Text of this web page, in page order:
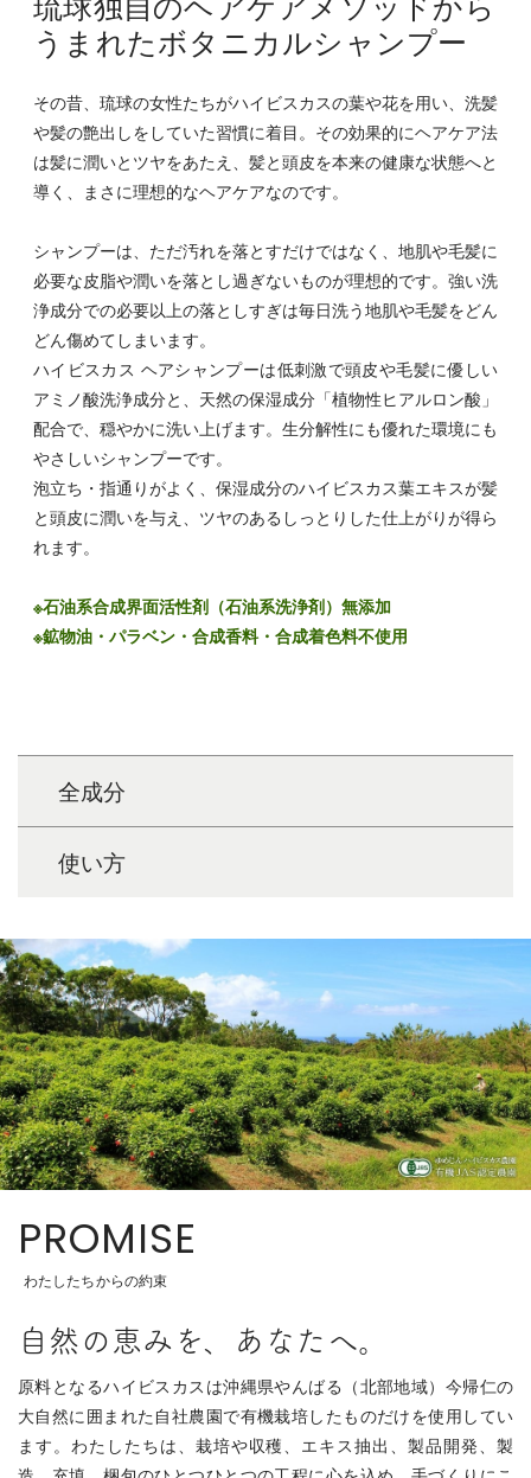
うまれたボタニカルシャンプー
その昔、琉球の女性たちがハイビスカスの葉や花を用い、洗髪
や髪の艶出しをしていた習慣に着目。その効果的にヘアケア法
は髪に潤いとツヤをあたえ、髪と頭皮を本来の健康な状態へと
導く、まさに理想的なヘアケアなのです。
シャンプーは、ただ汚れを落とすだけではなく、地肌や毛髪に
必要な皮脂や潤いを落とし過ぎないものが理想的です。強い洗
浄成分での必要以上の落としすぎは毎日洗う地肌や毛髪をどん
どん傷めてしまいます。
ハイビスカス ヘアシャンプーは低刺激で頭皮や毛髪に優しい
アミノ酸洗浄成分と、天然の保湿成分「植物性ヒアルロン酸」
配合で、穏やかに洗い上げます。生分解性にも優れた環境にも
やさしいシャンプーです。
泡立ち・指通りがよく、保湿成分のハイビスカス葉エキスが髪
と頭皮に潤いを与え、ツヤのあるしっとりした仕上がりが得ら
れます。
※石油系合成界面活性剤（石油系洗浄剤）無添加
※鉱物油・パラベン・合成香料・合成着色料不使用
全成分
使い方
PROMISE
わたしたちからの約束
自然の恵みを、あなたへ。
原料となるハイビスカスは沖縄県やんばる（北部地域）今帰仁の
大自然に囲まれた自社農園で有機栽培したものだけを使用してい
ます。わたしたちは、栽培や収穫、エキス抽出、製品開発、製